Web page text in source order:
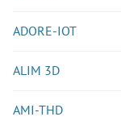
ADORE-IOT
ALIM 3D
AMI-THD